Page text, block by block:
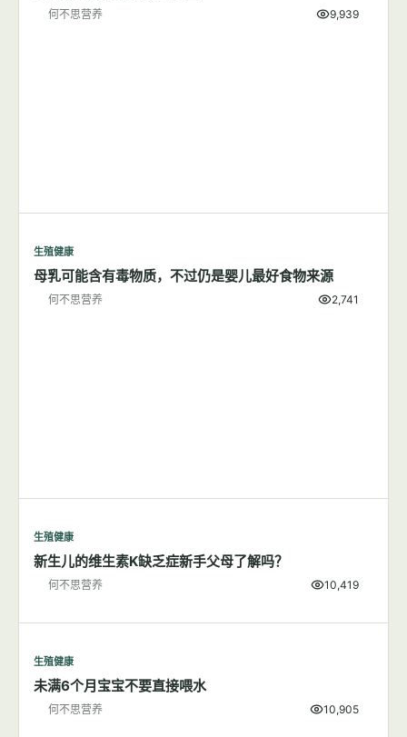
何不思营养 9,939
生殖健康
母乳可能含有毒物质，不过仍是婴儿最好食物来源
何不思营养 2,741
生殖健康
新生儿的维生素K缺乏症新手父母了解吗？
何不思营养 10,419
生殖健康
未满6个月宝宝不要直接喂水
何不思营养 10,905